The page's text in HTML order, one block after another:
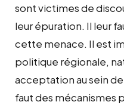
sont victimes de
leur épuration. Il leur
cette menace. Il est
politique régionale,
acceptation au sein
faut des mécanismes